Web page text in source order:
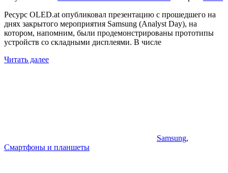
Ресурс OLED.at опубликовал презентацию с прошедшего на
днях закрытого мероприятия Samsung (Analyst Day), на
котором, напомним, были продемонстрированы прототипы
устройств со складными дисплеями. В числе
Читать далее
Samsung,
Смартфоны и планшеты